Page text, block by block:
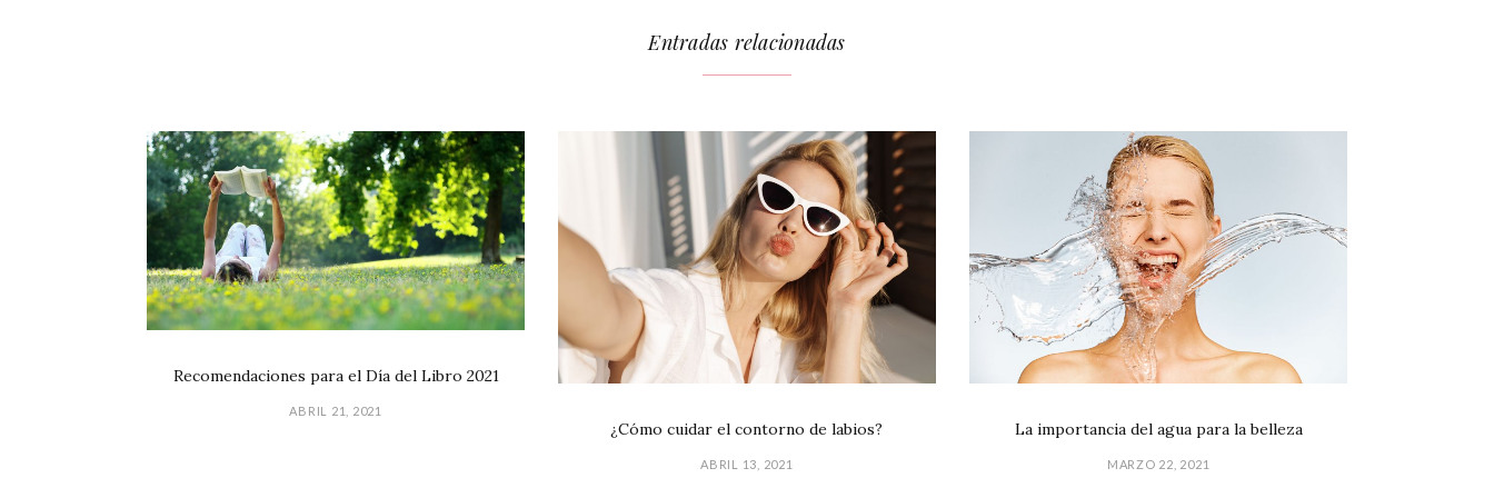
Entradas relacionadas
Recomendaciones para el Día del Libro 2021
ABRIL 21, 2021
¿Cómo cuidar el contorno de labios?
ABRIL 13, 2021
La importancia del agua para la belleza
MARZO 22, 2021